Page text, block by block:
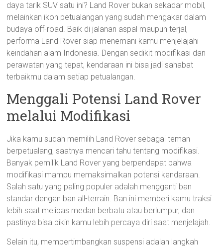
daya tarik SUV satu ini? Land Rover bukan sekadar mobil,
melainkan ikon petualangan yang sudah mengakar dalam
budaya off-road. Baik di jalanan aspal maupun terjal,
performa Land Rover siap menemani kamu menjelajahi
keindahan alam Indonesia. Dengan sedikit modifikasi dan
perawatan yang tepat, kendaraan ini bisa jadi sahabat
terbaikmu dalam setiap petualangan.
Menggali Potensi Land Rover
melalui Modifikasi
Jika kamu sudah memilih Land Rover sebagai teman
berpetualang, saatnya mencari tahu tentang modifikasi.
Banyak pemilik Land Rover yang berpendapat bahwa
modifikasi mampu memaksimalkan potensi kendaraan.
Salah satu yang paling populer adalah mengganti ban
standar dengan ban all-terrain. Ban ini memberi kamu traksi
lebih saat melibas medan berbatu atau berlumpur, dan
pastinya bisa bikin kamu lebih percaya diri saat menjelajah.
Selain itu, mempertimbangkan suspensi adalah langkah